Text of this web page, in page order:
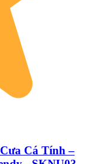
Cá Tính –